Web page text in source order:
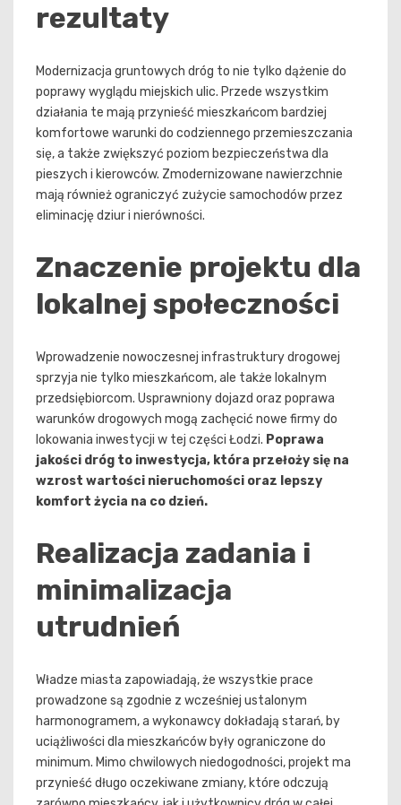
rezultaty
Modernizacja gruntowych dróg to nie tylko dążenie do
poprawy wyglądu miejskich ulic. Przede wszystkim
działania te mają przynieść mieszkańcom bardziej
komfortowe warunki do codziennego przemieszczania
się, a także zwiększyć poziom bezpieczeństwa dla
pieszych i kierowców. Zmodernizowane nawierzchnie
mają również ograniczyć zużycie samochodów przez
eliminację dziur i nierówności.
Znaczenie projektu dla
lokalnej społeczności
Wprowadzenie nowoczesnej infrastruktury drogowej
sprzyja nie tylko mieszkańcom, ale także lokalnym
przedsiębiorcom. Usprawniony dojazd oraz poprawa
warunków drogowych mogą zachęcić nowe firmy do
lokowania inwestycji w tej części Łodzi. Poprawa
jakości dróg to inwestycja, która przełoży się na
wzrost wartości nieruchomości oraz lepszy
komfort życia na co dzień.
Realizacja zadania i
minimalizacja
utrudnień
Władze miasta zapowiadają, że wszystkie prace
prowadzone są zgodnie z wcześniej ustalonym
harmonogramem, a wykonawcy dokładają starań, by
uciążliwości dla mieszkańców były ograniczone do
minimum. Mimo chwilowych niedogodności, projekt ma
przynieść długo oczekiwane zmiany, które odczują